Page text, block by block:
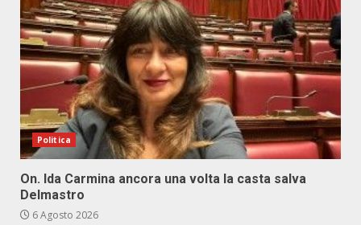
Politica
On. Ida Carmina ancora una volta la casta salva
Delmastro
6 Agosto 2026